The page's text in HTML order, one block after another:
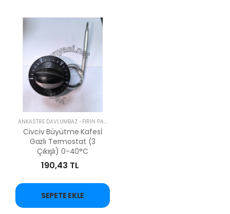
ANKASTRE DAVLUMBAZ -FIRIN PARÇALARI
Civciv Büyütme Kafesİ
Gazlı Termostat (3
Çıkışlı) 0-40°C
190,43 TL
SEPETE EKLE